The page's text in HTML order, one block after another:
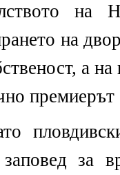
на
на
а
премиерът
за